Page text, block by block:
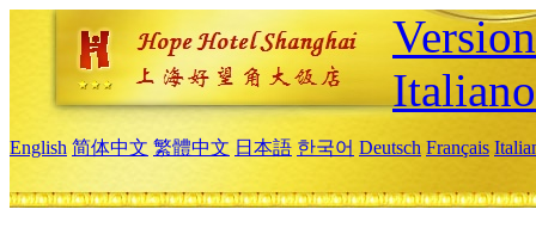
Italiano
English 简体中文 繁體中文 日本語 한국어 Deutsch Français